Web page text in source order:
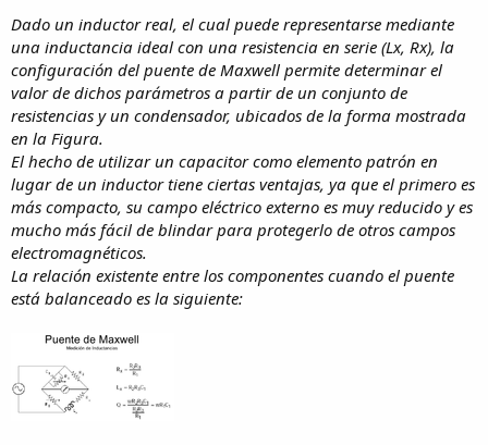
Dado un inductor real, el cual puede representarse mediante
una inductancia ideal con una resistencia en serie (Lx, Rx), la
configuración del puente de Maxwell permite determinar el
valor de dichos parámetros a partir de un conjunto de
resistencias y un condensador, ubicados de la forma mostrada
en la Figura.
El hecho de utilizar un capacitor como elemento patrón en
lugar de un inductor tiene ciertas ventajas, ya que el primero es
más compacto, su campo eléctrico externo es muy reducido y es
mucho más fácil de blindar para protegerlo de otros campos
electromagnéticos.
La relación existente entre los componentes cuando el puente
está balanceado es la siguiente: